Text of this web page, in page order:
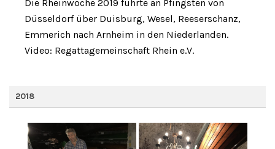
Die Rheinwoche 2019 führte an Pfingsten von
Düsseldorf über Duisburg, Wesel, Reeserschanz,
Emmerich nach Arnheim in den Niederlanden.
Video: Regattagemeinschaft Rhein e.V.
2018